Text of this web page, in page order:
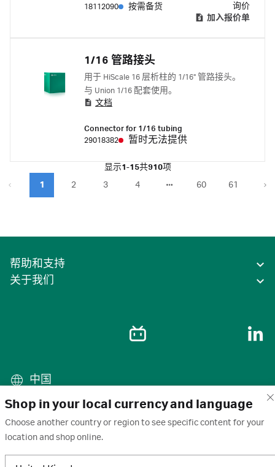
Shop in your local currency and language
Choose another country or region to see specific content for your
location and shop online.
18112090
按需备货
询价
加入报价单
1/16 管路接头
用于 HiScale 16 层析柱的 1/16" 管路接头。
与 Union 1/16 配套使用。
文档
Connector for 1/16 tubing
29018382
暂时无法提供
显示1-15共910项
1 2 3 4 60 61
帮助和支持
关于我们
中国
条款 · 隐私政策 · Cookie · 商标
·
取消订阅
· 订阅设置 · 沪ICP备2020031023号-2